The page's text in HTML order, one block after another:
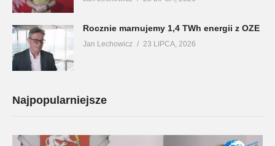
Rocznie marnujemy 1,4 TWh energii z OZE
Jan Lechowicz 23 LIPCA, 2026
Najpopularniejsze